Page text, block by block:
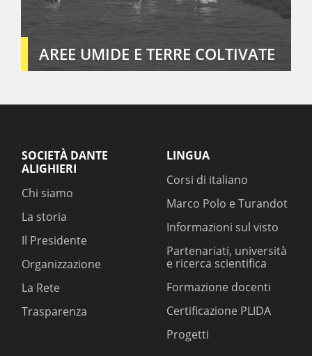
AREE UMIDE E TERRE COLTIVATE
SOCIETÀ DANTE
ALIGHIERI
Chi siamo
La storia
Il Presidente
Organizzazione
La Rete
Trasparenza
LINGUA
Corsi di italiano
Marco Polo e Turandot
Informazioni sul visto
Partenariati, università
e ricerca scientifica
Formazione docenti
Certificazione PLIDA
Progetti